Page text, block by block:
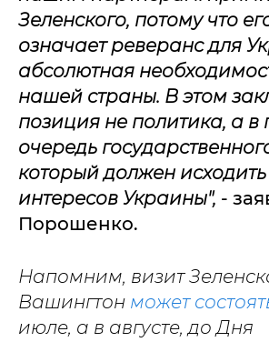
Зеленского, потому что
означает реверанс для
абсолютная
нашей страны. В этом
позиция не политика, а в
очередь
который должен исходить
интересов Украины", -
Порошенко.
Напомним, визит
Вашингтон может
июле, а в августе, до Дня